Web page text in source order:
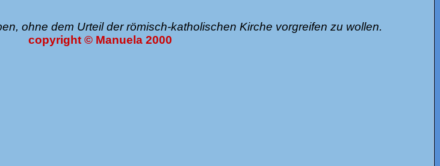
ohne dem Urteil der römisch-katholischen Kirche vorgreifen zu wollen.
copyright © Manuela 2000